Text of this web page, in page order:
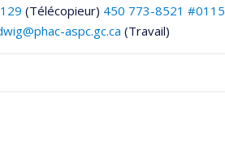
(Télécopieur) 450 773-8521 #0115
aspc.gc.ca (Travail)